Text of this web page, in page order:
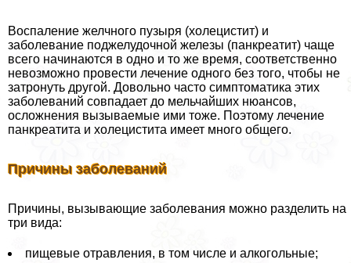
Воспаление желчного пузыря (холецистит) и
заболевание поджелудочной железы (панкреатит) чаще
всего начинаются в одно и то же время, соответственно
невозможно провести лечение одного без того, чтобы не
затронуть другой. Довольно часто симптоматика этих
заболеваний совпадает до мельчайших нюансов,
осложнения вызываемые ими тоже. Поэтому лечение
панкреатита и холецистита имеет много общего.
Причины заболеваний
Причины, вызывающие заболевания можно разделить на
три вида:
пищевые отравления, в том числе и алкогольные;